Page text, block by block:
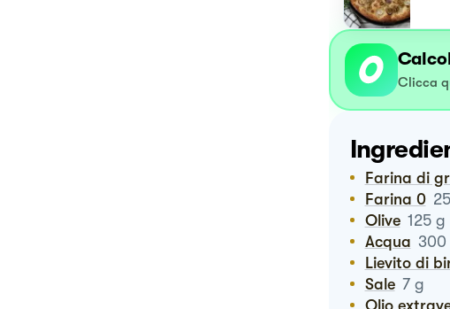
Clicca
Farina di
Farina 0
Olive 125 g
Acqua 300
Lievito di
Sale 7 g
Olio